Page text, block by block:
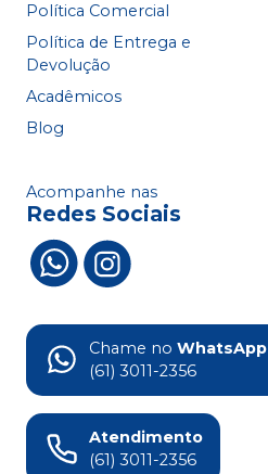
Política Comercial
Política de Entrega e
Devolução
Acadêmicos
Blog
Acompanhe nas
Redes Sociais
Chame no WhatsApp
(61) 3011-2356
Atendimento
(61) 3011-2356